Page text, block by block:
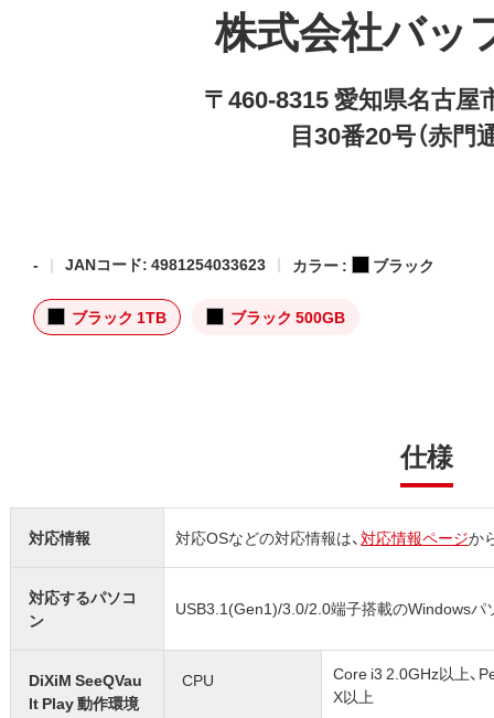
株式会社バッ
〒460-8315 愛知県名古屋
目30番20号（赤門
- JANコード: 4981254033623 カラー : ブラック
ブラック 1TB ブラック 500GB
仕様
対応情報 対応OSなどの対応情報は、対応情報ページか
対応するパソコ
ン
USB3.1(Gen1)/3.0/2.0端子搭載のWindowsパ
DiXiM SeeQVau
lt Play 動作環境
CPU
Core i3 2.0GHz以上、
X以上